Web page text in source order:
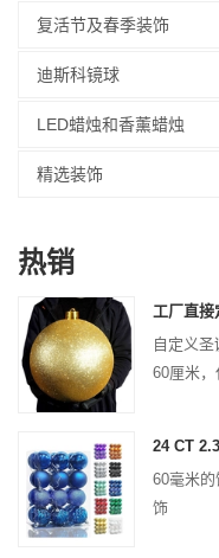
复活节及春季装饰
迪斯科镜球
LED蜡烛和香薰蜡烛
精选装饰
热销
自定义圣诞
60厘米，
60毫米
饰